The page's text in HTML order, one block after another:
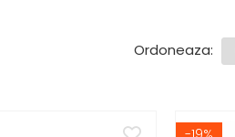
Ordoneaza: